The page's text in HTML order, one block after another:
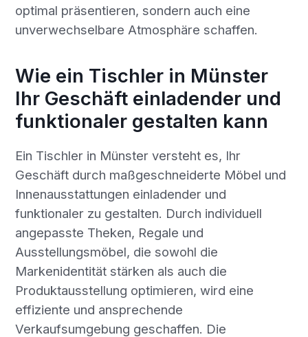
optimal präsentieren, sondern auch eine
unverwechselbare Atmosphäre schaffen.
Wie ein Tischler in Münster
Ihr Geschäft einladender und
funktionaler gestalten kann
Ein Tischler in Münster versteht es, Ihr
Geschäft durch maßgeschneiderte Möbel und
Innenausstattungen einladender und
funktionaler zu gestalten. Durch individuell
angepasste Theken, Regale und
Ausstellungsmöbel, die sowohl die
Markenidentität stärken als auch die
Produktausstellung optimieren, wird eine
effiziente und ansprechende
Verkaufsumgebung geschaffen. Die